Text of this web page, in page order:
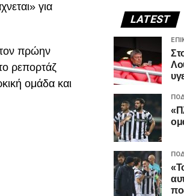
για
πρώην
ρεπορτάζ
ομάδα και
LATEST